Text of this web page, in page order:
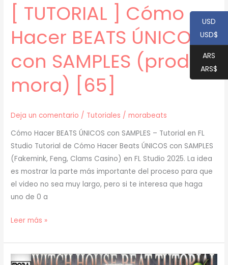
[ TUTORIAL ] Cómo
Hacer BEATS ÚNICOS
con SAMPLES (prod.
mora) [65]
Deja un comentario / Tutoriales /morabeats
Cómo Hacer BEATS ÚNICOS con SAMPLES – Tutorial en FL
Studio Tutorial de Cómo Hacer Beats ÚNICOS con SAMPLES
(Fakemink, Feng, Clams Casino) en FL Studio 2025. La idea
es mostrar la parte más importante del proceso para que
el video no sea muy largo, pero si te interesa que haga
uno de 0 a
[
]
Cómo
Leer más »
USD
USD$
ARS
ARS$